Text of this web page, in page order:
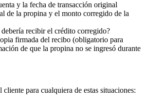
y la fecha de transacción original
de la propina y el monto corregido de la
debería recibir el crédito corregido?
firmada del recibo (obligatorio para
de que la propina no se ingresó durante
cliente para cualquiera de estas situaciones: